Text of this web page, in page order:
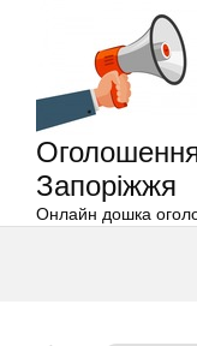
Запоріжжя
Онлайн дошка